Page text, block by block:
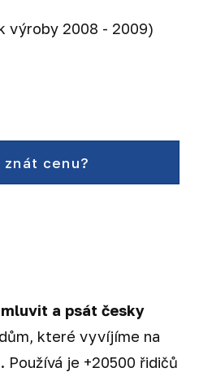
výroby 2008 - 2009)
cenu?
mluvit a psát česky
které vyvíjíme na
Používá je +20500 řidičů